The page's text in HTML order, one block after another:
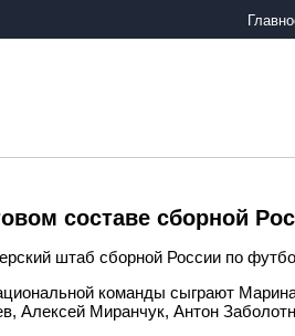
составе сборной
штаб сборной России по
команды сыграют
Алексей Миранчук, Антон